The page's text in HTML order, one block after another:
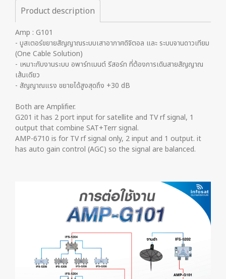
Product description
Amp : G101
- บูสเตอร์ขยายสัญญาณระบบเสาอากาศดิจิตอล และ ระบบจานดาวเทียม
(One Cable Solution)
- เหมาะกับงานระบบ อพาร์ทเมนต์ รีสอร์ท ที่ต้องการเดินสายสัญญาณ
เส้นเดียว
- สัญญาณแรง ขยายได้สูงสุดถึง +30 dB
Both are Amplifier.
G201 it has 2 port input for satellite and TV rf signal, 1
output that combine SAT+Terr signal.
AMP-6710 is for TV rf signal only, 2 input and 1 output. it
has auto gain control (AGC) so the signal are balanced.